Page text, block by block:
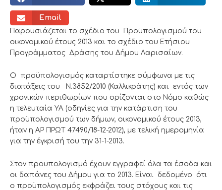
Email
Παρουσιάζεται το σχέδιο του Προϋπολογισμού του
οικονομικού έτους 2013 και το σχέδιο του Ετήσιου
Προγράμματος Δράσης του Δήμου Λαρισαίων.
O προϋπολογισμός καταρτίστηκε σύμφωνα με τις
διατάξεις του Ν.3852/2010 (Καλλικράτης) και εντός των
χρονικών περιθωρίων που ορίζονται στο Νόμο καθώς
η τελευταία ΥΑ (οδηγίες για την κατάρτιση του
προϋπολογισμού των δήμων, οικονομικού έτους 2013,
ήταν η ΑΡ ΠΡΩΤ 47490/18-12-2012), με τελική ημερομηνία
για την έγκρισή του την 31-1-2013.
Στον προϋπολογισμό έχουν εγγραφεί όλα τα έσοδα και
οι δαπάνες του Δήμου για το 2013. Είναι δεδομένο ότι
ο προϋπολογισμός εκφράζει τους στόχους και τις